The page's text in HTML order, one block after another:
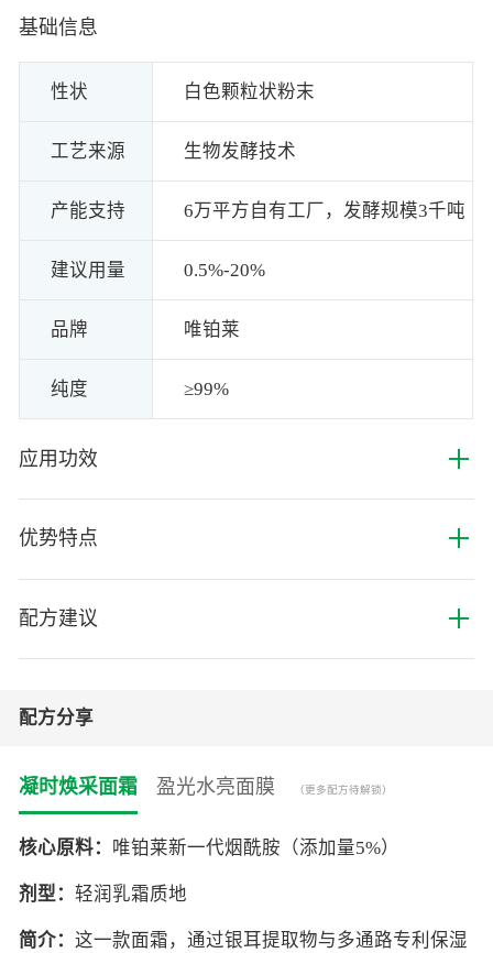
基础信息
性状 白色颗粒状粉末
工艺来源 生物发酵技术
产能支持 6万平方自有工厂，发酵规模3千吨
建议用量 0.5%-20%
品牌 唯铂莱
纯度 ≥99%
应用功效 +
优势特点 +
配方建议 +
配方分享
凝时焕采面霜 盈光水亮面膜 （更多配方待解锁）
核心原料： 唯铂莱新一代烟酰胺（添加量5%）
剂型：轻润乳霜质地
简介：这一款面霜，通过银耳提取物与多通路专利保湿